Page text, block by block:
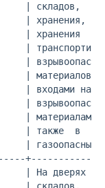
| складов,
на
хранения
и
на
и
в  местах
| На дверях